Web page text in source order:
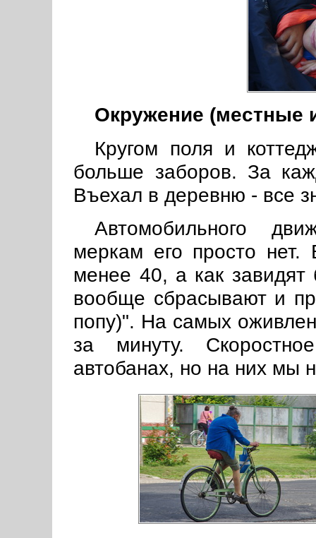
Окружение (местные
Кругом поля и
больше заборов. За
Въехал в деревню - все
Автомобильного
меркам его просто нет.
менее 40, а как завидят
вообще сбрасывают и
попу)". На самых
за минуту.
автобанах, но на них мы